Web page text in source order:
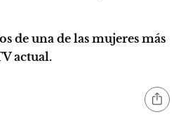
de una de las mujeres más
actual.